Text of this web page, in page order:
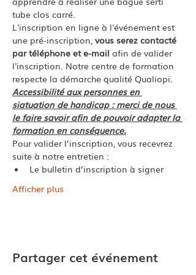
tube clos carré.
L'inscription en ligne à l'événement est
une pré-inscription, vous serez contacté
par téléphone et e-mail afin de valider
l'inscription. Notre centre de formation
respecte la démarche qualité Qualiopi.
Accessibilité aux personnes en
siatuation de handicap : merci de nous
le faire savoir afin de pouvoir adapter la
formation en conséquence.
Pour valider l’inscription, vous recevrez
suite à notre entretien :
Le bulletin d’inscription à signer
Afficher plus
Partager cet événement